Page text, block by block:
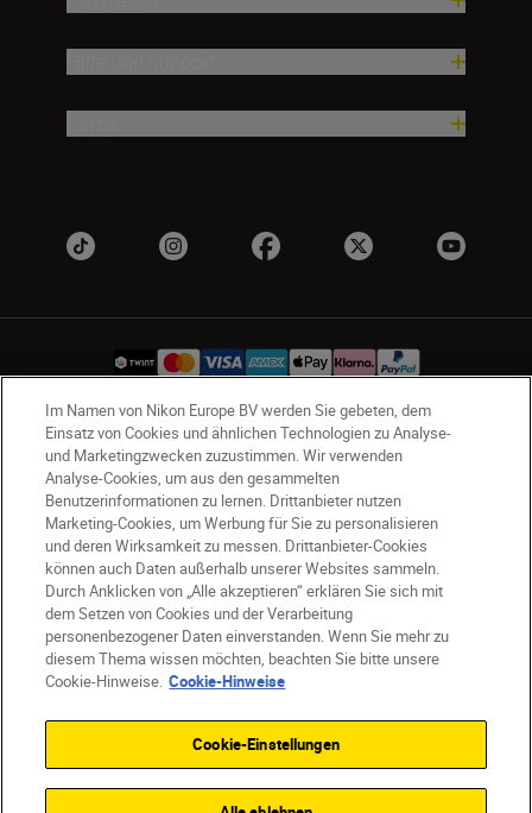
CH Nikon Sites
Kontaktieren Sie uns
Datenschutzhinweis
Nutzungsbedingungen
Geschäftsbedingungen des Nikon Stores
Cookie-Hinweise
Barrierefreiheit
Cookie-Einstellungen
© 2026 Nikon
Im Namen von Nikon Europe BV werden Sie gebeten, dem
Einsatz von Cookies und ähnlichen Technologien zu Analyse-
und Marketingzwecken zuzustimmen. Wir verwenden
Analyse-Cookies, um aus den gesammelten
Benutzerinformationen zu lernen. Drittanbieter nutzen
Marketing-Cookies, um Werbung für Sie zu personalisieren
und deren Wirksamkeit zu messen. Drittanbieter-Cookies
können auch Daten außerhalb unserer Websites sammeln.
Durch Anklicken von „Alle akzeptieren“ erklären Sie sich mit
dem Setzen von Cookies und der Verarbeitung
personenbezogener Daten einverstanden. Wenn Sie mehr zu
diesem Thema wissen möchten, beachten Sie bitte unsere
Cookie-Hinweise. Cookie-Hinweise
Cookie-Einstellungen